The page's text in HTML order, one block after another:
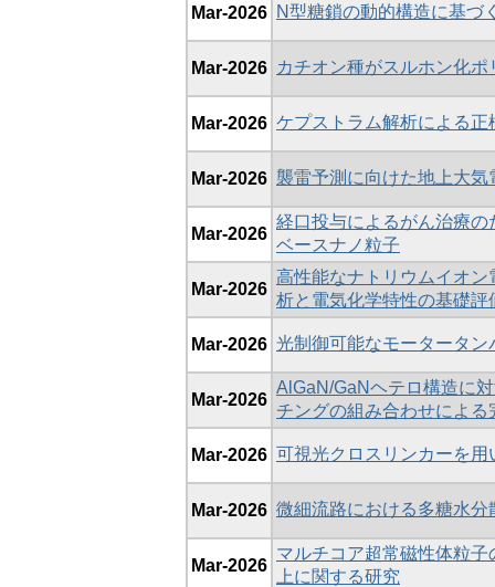
Mar-2026 N型糖鎖の動的構造に基づ
Mar-2026 カチオン種がスルホン化
Mar-2026 ケプストラム解析による
Mar-2026 襲雷予測に向けた地上大
Mar-2026
経口投与によるがん治療
ベースナノ粒子
Mar-2026
高性能なナトリウムイオ
析と電気化学特性の基礎評
Mar-2026 光制御可能なモータータ
Mar-2026
AlGaN/GaNヘテロ構造に
チングの組み合わせによ
Mar-2026 可視光クロスリンカーを
Mar-2026 微細流路における多糖⽔
Mar-2026
マルチコア超常磁性体粒
上に関する研究